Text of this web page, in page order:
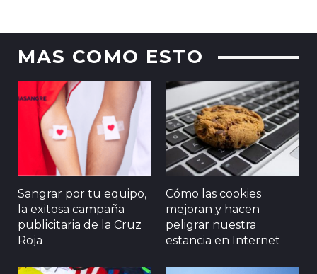
MAS COMO ESTO
Sangrar por tu equipo,
la exitosa campaña
publicitaria de la Cruz
Roja
Cómo las cookies
mejoran y hacen
peligrar nuestra
estancia en Internet